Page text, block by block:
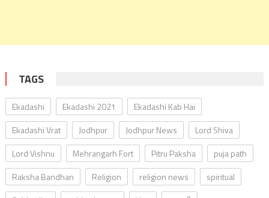
TAGS
Ekadashi Ekadashi 2021
Ekadashi Kab Hai
Ekadashi Vrat
Jodhpur Jodhpur News
Lord Shiva
Lord Vishnu
Mehrangarh Fort Pitru Paksha
puja path
Raksha Bandhan
Religion religion news
spiritual